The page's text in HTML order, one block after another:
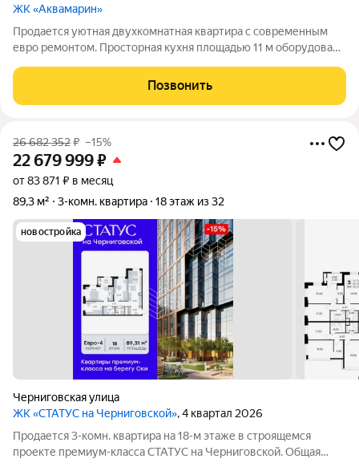
ЖК «Аквамарин»
Продается уютная двухкомнатная квартира с современным
евро ремонтом. Просторная кухня площадью 11 м оборудована
изолированные, что обеспечивает комфорт и приватность. В
квартире раздельный
Позвонить
26 682 352₽ –15%
22 679 999₽
от 83 871 ₽ в месяц
89,3 м²
3-комн. квартира 18 этаж из 32
новостройка
Черниговская улица
ЖК «СТАТУС на Черниговской», 4 квартал 2026
Продается 3-комн. квартира на 18-м этаже в строящемся
проекте премиум-класса СТАТУС на Черниговской. Общая